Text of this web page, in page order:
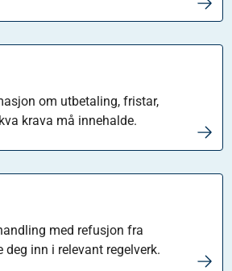
om utbetaling, fristar,
krava må innehalde.
med refusjon fra
deg inn i relevant regelverk.